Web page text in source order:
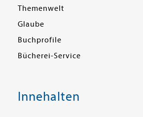
Themenwelt
Glaube
Buchprofile
Bücherei-Service
Innehalten